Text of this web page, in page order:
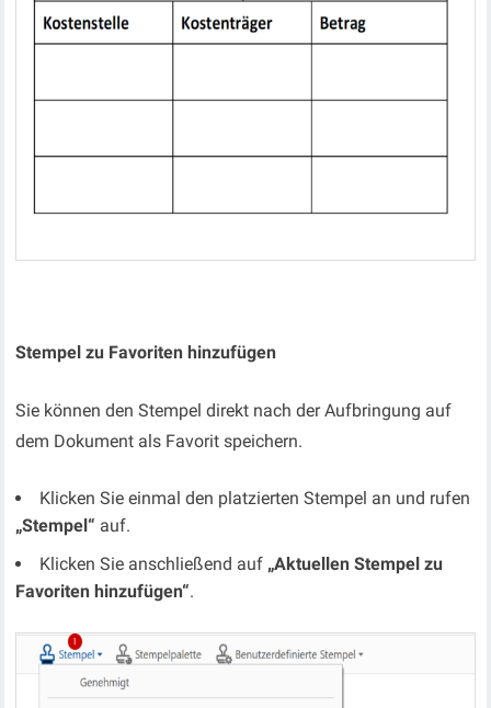
Stempel zu Favoriten hinzufügen
Sie können den Stempel direkt nach der Aufbringung auf
dem Dokument als Favorit speichern.
Klicken Sie einmal den platzierten Stempel an und rufen
„Stempel“ auf.
Klicken Sie anschließend auf „Aktuellen Stempel zu
Favoriten hinzufügen“.